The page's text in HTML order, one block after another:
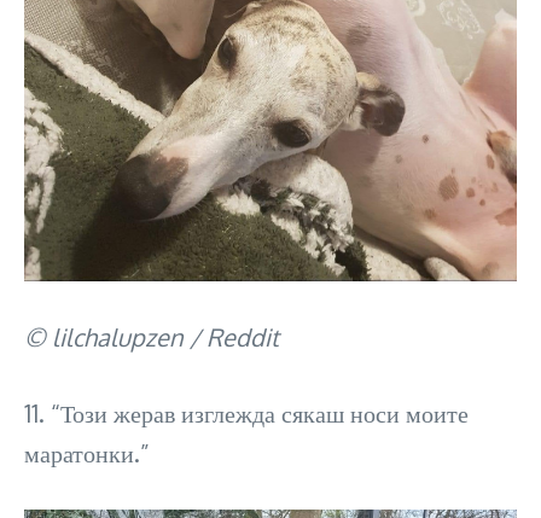
© lilchalupzen / Reddit
11. “Този жерав изглежда сякаш носи моите
маратонки.”